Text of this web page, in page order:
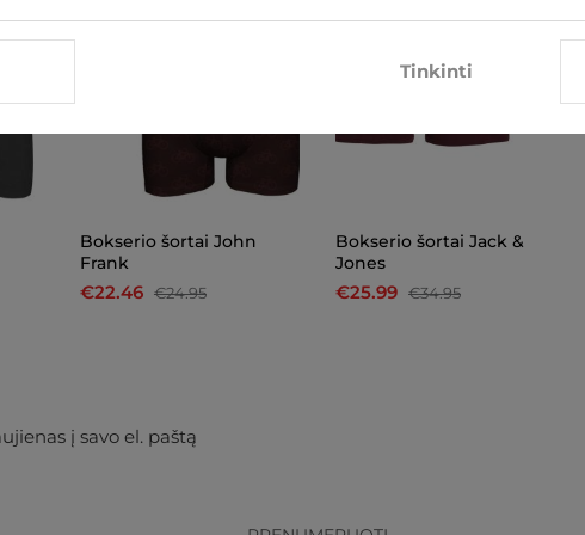
Bokserio šortai John
Frank
€22.46 €24.95
Bokserio šortai Jack &
Jones
€25.99 €34.95
į savo el. paštą
Tinkinti